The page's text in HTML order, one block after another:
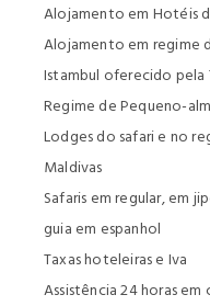
Alojamento em Hotéis
Alojamento em regime
Istambul oferecido pela
Regime de Pequeno-
Lodges do safari e no
Maldivas
Safaris em regular, em
guia em espanhol
Taxas hoteleiras e Iva
Assistência 24 horas